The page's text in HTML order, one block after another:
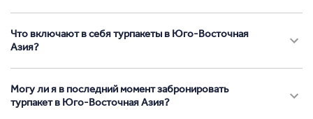
Что включают в себя турпакеты в Юго-Восточная
Азия?
Могу ли я в последний момент забронировать
турпакет в Юго-Восточная Азия?